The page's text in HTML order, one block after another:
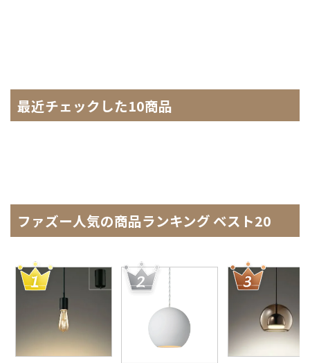
最近チェックした10商品
ファズー人気の商品ランキング ベスト20